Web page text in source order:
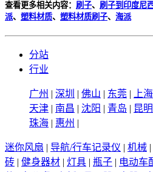
查看更多相关内容： 刷子、 刷子到印度尼
派、 塑料材质、 塑料材质刷子、 海派
分站
行业
广州 | 深圳 | 佛山 | 东莞 | 上海
天津 | 南昌 | 沈阳 | 青岛 | 昆明
珠海 | 惠州 |
迷你风扇 | 导航/行车记录仪 | 机械 |
砖 | 健身器材 | 灯具 | 瓶子 | 电动车